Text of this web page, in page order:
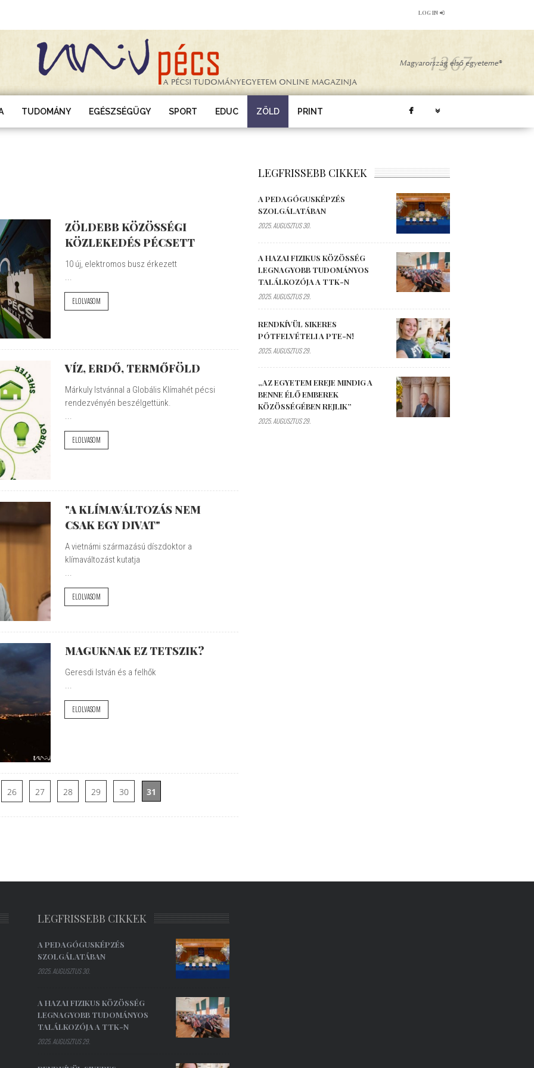
LOG IN
TUDOMÁNY EGÉSZSÉGÜGY SPORT EDUC ZÖLD PRINT
ZÖLDEBB KÖZÖSSÉGI
KÖZLEKEDÉS PÉCSETT
10 új, elektromos busz érkezett
...
ELOLVASOM
VÍZ, ERDŐ, TERMŐFÖLD
Márkuly Istvánnal a Globális Klímahét pécsi
rendezvényén beszélgettünk.
...
ELOLVASOM
"A KLÍMAVÁLTOZÁS NEM
CSAK EGY DIVAT"
A vietnámi származású díszdoktor a
klímaváltozást kutatja
...
ELOLVASOM
MAGUKNAK EZ TETSZIK?
Geresdi István és a felhők
...
ELOLVASOM
26 27 28 29 30 31
LEGFRISSEBB CIKKEK
A PEDAGÓGUSKÉPZÉS
SZOLGÁLATÁBAN
2025. AUGUSZTUS 30.
A HAZAI FIZIKUS KÖZÖSSÉG
LEGNAGYOBB TUDOMÁNYOS
TALÁLKOZÓJA A TTK-N
2025. AUGUSZTUS 29.
RENDKÍVÜL SIKERES
PÓTFELVÉTELI A PTE-N!
2025. AUGUSZTUS 29.
„AZ EGYETEM EREJE MINDIG A
BENNE ÉLŐ EMBEREK
KÖZÖSSÉGÉBEN REJLIK”
2025. AUGUSZTUS 29.
LEGFRISSEBB CIKKEK
A PEDAGÓGUSKÉPZÉS
SZOLGÁLATÁBAN
2025. AUGUSZTUS 30.
A HAZAI FIZIKUS KÖZÖSSÉG
LEGNAGYOBB TUDOMÁNYOS
TALÁLKOZÓJA A TTK-N
2025. AUGUSZTUS 29.